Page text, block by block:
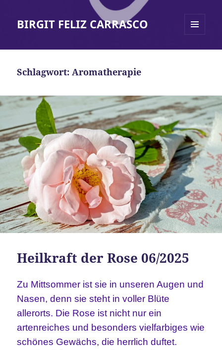
BIRGIT FELIZ CARRASCO
Schlagwort:Aromatherapie
Heilkraft der Rose 06/2025
Zu Mittsommer ist sie in unseren Augen und
Nasen, denn sie steht in voller Blüte
allerorts. Die Rose ist nicht nur ein
artenreiches und besonders vielfarbiges wie
schönes Gewächs, die herrlich duftet.